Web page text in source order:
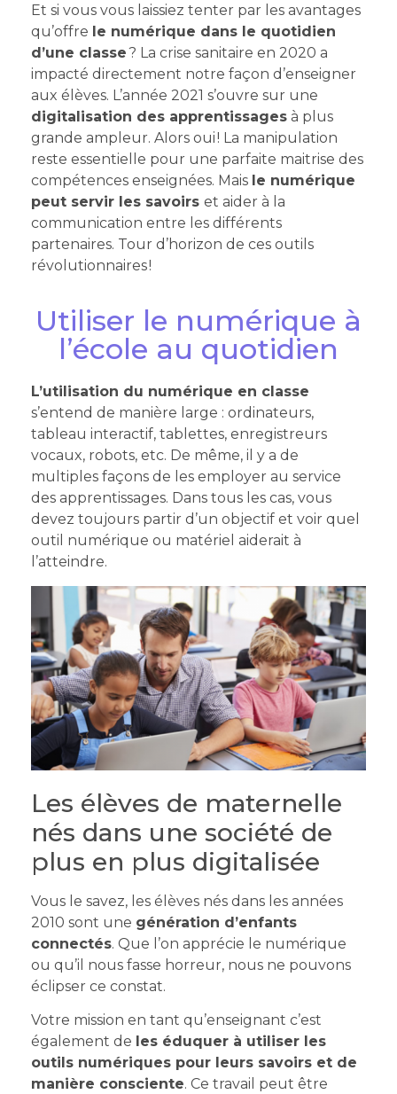
Et si vous vous laissiez tenter par les avantages
qu’offre le numérique dans le quotidien
d’une classe? La crise sanitaire en 2020 a
impacté directement notre façon d’enseigner
aux élèves. L’année 2021 s’ouvre sur une
digitalisation des apprentissages à plus
grande ampleur. Alors oui ! La manipulation
reste essentielle pour une parfaite maitrise des
compétences enseignées. Mais le numérique
peut servir les savoirs et aider à la
communication entre les différents
partenaires. Tour d’horizon de ces outils
révolutionnaires !
Utiliser le numérique à
l’école au quotidien
L’utilisation du numérique en classe
s’entend de manière large : ordinateurs,
tableau interactif, tablettes, enregistreurs
vocaux, robots, etc. De même, il y a de
multiples façons de les employer au service
des apprentissages. Dans tous les cas, vous
devez toujours partir d’un objectif et voir quel
outil numérique ou matériel aiderait à
l’atteindre.
Les élèves de maternelle
nés dans une société de
plus en plus digitalisée
Vous le savez, les élèves nés dans les années
2010 sont une génération d’enfants
connectés. Que l’on apprécie le numérique
ou qu’il nous fasse horreur, nous ne pouvons
éclipser ce constat.
Votre mission en tant qu’enseignant c’est
également de les éduquer à utiliser les
outils numériques pour leurs savoirs et de
manière consciente. Ce travail peut être